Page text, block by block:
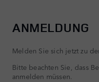
ANMELDUNG
Melden Sie sich jetzt zu
Bitte beachten Sie, dass
anmelden müssen.